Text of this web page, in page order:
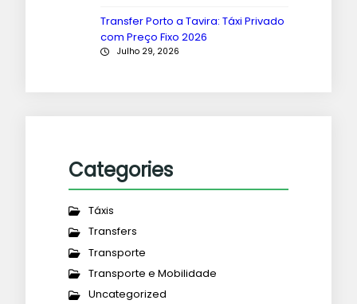
Transfer Porto a Tavira: Táxi Privado
com Preço Fixo 2026
Julho 29, 2026
Categories
Táxis
Transfers
Transporte
Transporte e Mobilidade
Uncategorized